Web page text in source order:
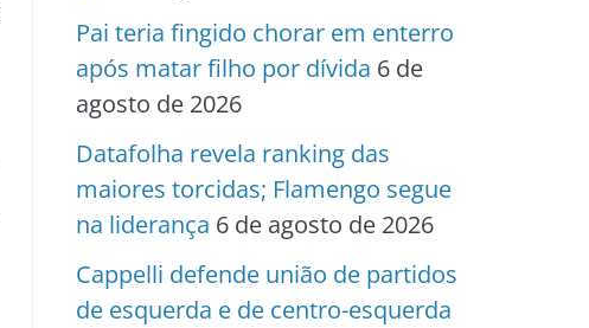
Pai teria fingido chorar em enterro
após matar filho por dívida 6 de
agosto de 2026
Datafolha revela ranking das
maiores torcidas; Flamengo segue
na liderança 6 de agosto de 2026
Cappelli defende união de partidos
de esquerda e de centro-esquerda